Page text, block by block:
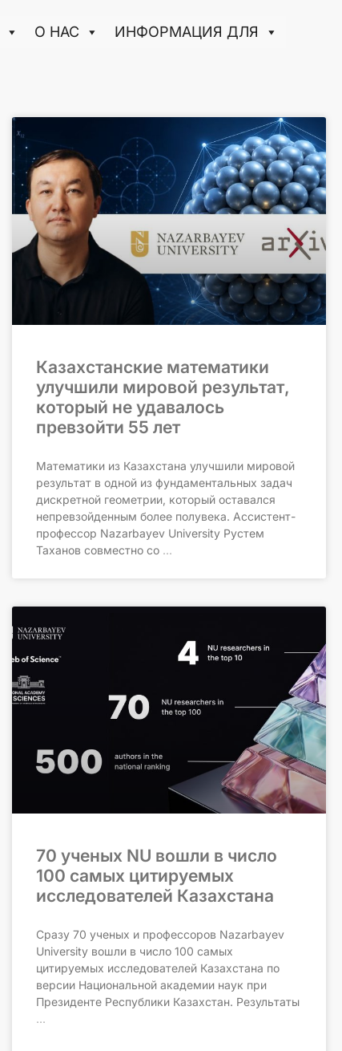
О НАС ИНФОРМАЦИЯ ДЛЯ
Казахстанские математики
улучшили мировой результат,
который не удавалось
превзойти 55 лет
Математики из Казахстана улучшили мировой
результат в одной из фундаментальных задач
дискретной геометрии, который оставался
непревзойденным более полувека. Ассистент-
профессор Nazarbayev University Рустем
Таханов совместно со
70 ученых NU вошли в число
100 самых цитируемых
исследователей Казахстана
Сразу 70 ученых и профессоров Nazarbayev
University вошли в число 100 самых
цитируемых исследователей Казахстана по
версии Национальной академии наук при
Президенте Республики Казахстан. Результаты